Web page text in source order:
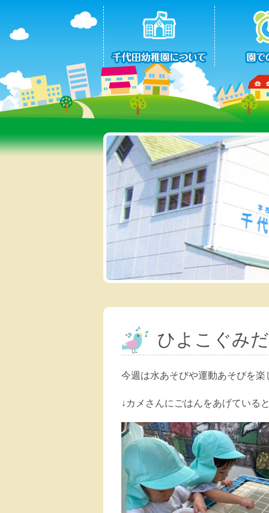
ひよこぐみ
今週は水あそびや運動あそびを楽
↓カメさんにごはんをあげている